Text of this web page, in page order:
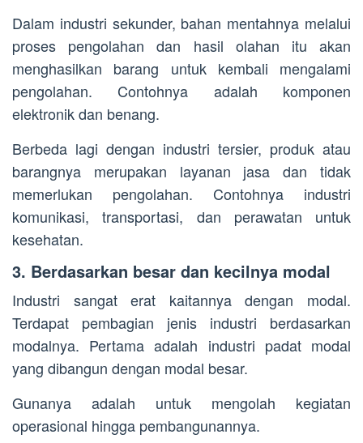
Dalam industri sekunder, bahan mentahnya melalui
proses pengolahan dan hasil olahan itu akan
menghasilkan barang untuk kembali mengalami
pengolahan. Contohnya adalah komponen
elektronik dan benang.
Berbeda lagi dengan industri tersier, produk atau
barangnya merupakan layanan jasa dan tidak
memerlukan pengolahan. Contohnya industri
komunikasi, transportasi, dan perawatan untuk
kesehatan.
3. Berdasarkan besar dan kecilnya modal
Industri sangat erat kaitannya dengan modal.
Terdapat pembagian jenis industri berdasarkan
modalnya. Pertama adalah industri padat modal
yang dibangun dengan modal besar.
Gunanya adalah untuk mengolah kegiatan
operasional hingga pembangunannya.